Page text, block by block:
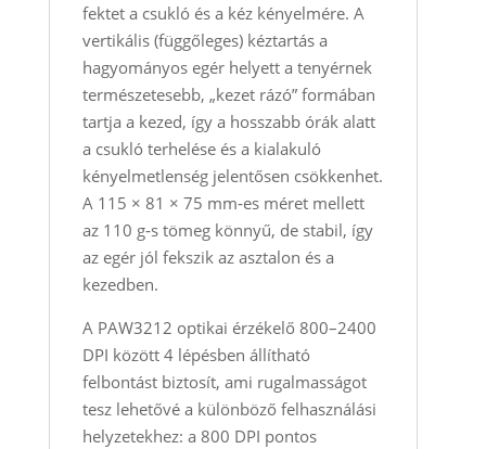
fektet a csukló és a kéz kényelmére. A
vertikális (függőleges) kéztartás a
hagyományos egér helyett a tenyérnek
természetesebb, „kezet rázó” formában
tartja a kezed, így a hosszabb órák alatt
a csukló terhelése és a kialakuló
kényelmetlenség jelentősen csökkenhet.
A 115 × 81 × 75 mm‑es méret mellett
az 110 g‑s tömeg könnyű, de stabil, így
az egér jól fekszik az asztalon és a
kezedben.
A PAW3212 optikai érzékelő 800–2400
DPI között 4 lépésben állítható
felbontást biztosít, ami rugalmasságot
tesz lehetővé a különböző felhasználási
helyzetekhez: a 800 DPI pontos